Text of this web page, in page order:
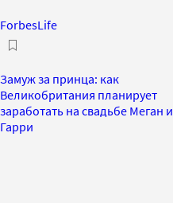
ForbesLife
Замуж за принца: как
Великобритания планирует
заработать на свадьбе Меган и
Гарри